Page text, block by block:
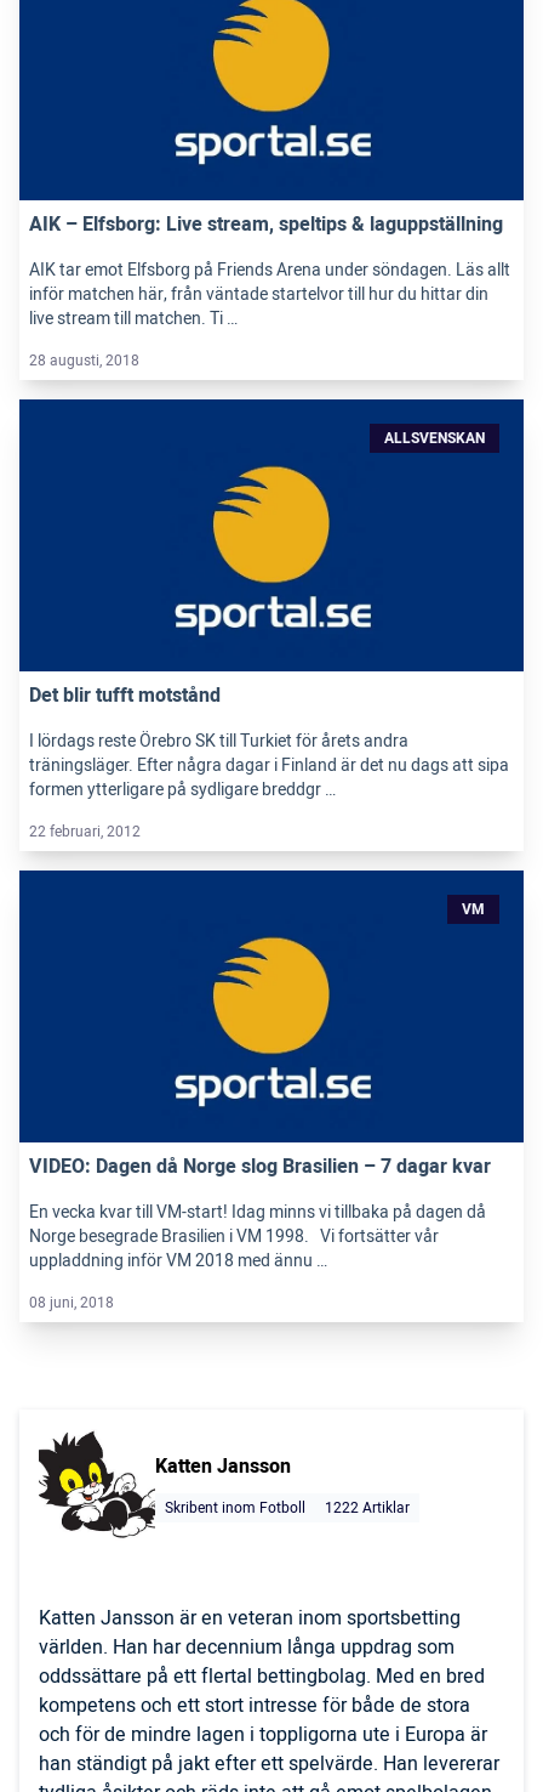
AIK – Elfsborg: Live stream, speltips & laguppställning
AIK tar emot Elfsborg på Friends Arena under söndagen. Läs allt
inför matchen här, från väntade startelvor till hur du hittar din
live stream till matchen. Ti …
28 augusti, 2018
ALLSVENSKAN
Det blir tufft motstånd
I lördags reste Örebro SK till Turkiet för årets andra
träningsläger. Efter några dagar i Finland är det nu dags att sipa
formen ytterligare på sydligare breddgr …
22 februari, 2012
VM
VIDEO: Dagen då Norge slog Brasilien – 7 dagar kvar
En vecka kvar till VM-start! Idag minns vi tillbaka på dagen då
Norge besegrade Brasilien i VM 1998. Vi fortsätter vår
uppladdning inför VM 2018 med ännu …
08 juni, 2018
Katten Jansson
Skribent inom Fotboll 1222 Artiklar
Katten Jansson är en veteran inom sportsbetting
världen. Han har decennium långa uppdrag som
oddssättare på ett flertal bettingbolag. Med en bred
kompetens och ett stort intresse för både de stora
och för de mindre lagen i toppligorna ute i Europa är
han ständigt på jakt efter ett spelvärde. Han levererar